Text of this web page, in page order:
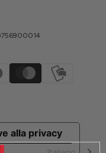
alla privacy